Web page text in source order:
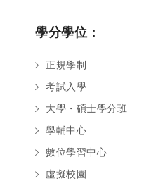
學分學位：
正規學制
考試入學
大學・碩士學分班
學輔中心
數位學習中心
虛擬校園